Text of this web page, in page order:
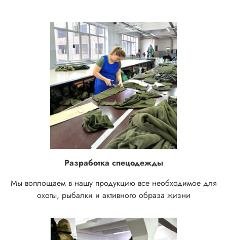
Разработка спецодежды
Мы воплощаем в нашу продукцию все необходимое для
охоты, рыбалки и активного образа жизни